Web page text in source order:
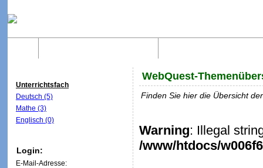
Unterrichtsfach
Deutsch (5)
Mathe (3)
Englisch (0)
Login:
E-Mail-Adresse:
WebQuest-
Finden Sie hier die Übersicht
Warning: Illegal
/www/htdocs/